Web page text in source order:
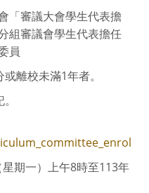
「審議大會學生代表擔
組審議會學生代表擔任
員
離校未滿1年者。
期一）上午8時至113年